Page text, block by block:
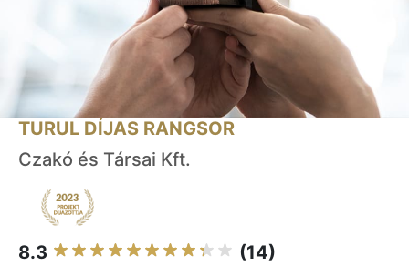
TURUL DÍJAS RANGSOR
Czakó és Társai Kft.
8.3 (14)